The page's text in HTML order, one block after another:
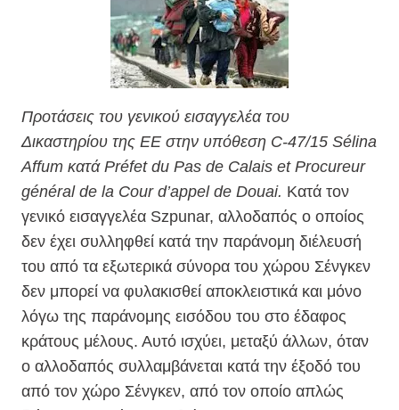
Προτάσεις του γενικού εισαγγελέα του
Δικαστηρίου της ΕΕ στην υπόθεση C-47/15 Sélina
Affum κατά Préfet du Pas de Calais et Procureur
général de la Cour d’appel de Douai. Κατά τον
γενικό εισαγγελέα Szpunar, αλλοδαπός ο οποίος
δεν έχει συλληφθεί κατά την παράνομη διέλευσή
του από τα εξωτερικά σύνορα του χώρου Σένγκεν
δεν μπορεί να φυλακισθεί αποκλειστικά και μόνο
λόγω της παράνομης εισόδου του στο έδαφος
κράτους μέλους. Αυτό ισχύει, μεταξύ άλλων, όταν
ο αλλοδαπός συλλαμβάνεται κατά την έξοδό του
από τον χώρο Σένγκεν, από τον οποίο απλώς